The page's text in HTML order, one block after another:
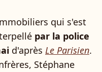
qui s'est
par la police
d'après Le Parisien.
Stéphane